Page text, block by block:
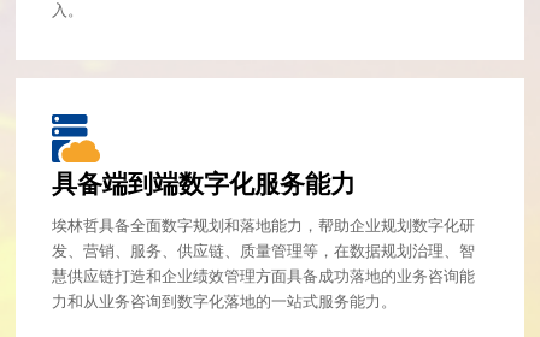
入。
具备端到端数字化服务能力
埃林哲具备全面数字规划和落地能力，帮助企业规划数字化研
发、营销、服务、供应链、质量管理等，在数据规划治理、智
慧供应链打造和企业绩效管理方面具备成功落地的业务咨询能
力和从业务咨询到数字化落地的一站式服务能力。